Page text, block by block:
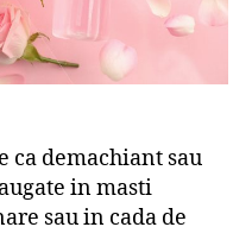
ca demachiant sau
in masti
sau in cada de